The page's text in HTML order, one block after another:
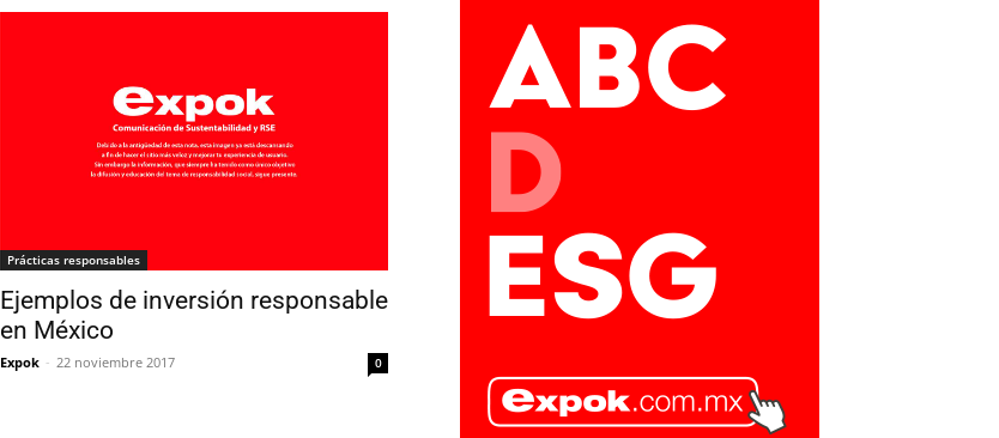
Prácticas responsables
Ejemplos de inversión responsable
en México
Expok - 22 noviembre 2017 0